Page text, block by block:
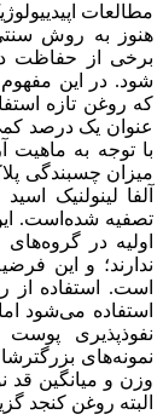
مطالعات
هنوز به روش
برخی از حفاظت
شود. در این
که روغن تازه
عنوان یک درصد
با توجه به
میزان چسبندگی
آلفا لینولنیک
تصفیه شده‌است.
اولیه در
ندارند؛ و این
است. استفاده از
استفاده می‌شود
نفوذپذیری
نمونه‌های
وزن و میانگین قد
البته روغن کنجد